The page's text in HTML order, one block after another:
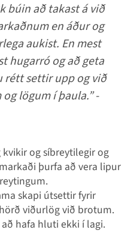
búin að takast á við
en áður og
aukist. En mest
hugarró og að geta
rétt settir upp og við
lögum í þaula.” -
og síbreytilegir og
þurfa að vera lipur
skapi útsettir fyrir
viðurlög við brotum.
hafa hluti ekki í lagi.